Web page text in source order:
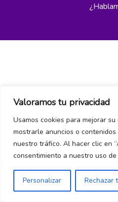
Valoramos tu privacidad
Usamos cookies para mejorar
mostrarle anuncios o
nuestro tráfico. Al hacer clic en
consentimiento a nuestro uso de
Personalizar Rechazar